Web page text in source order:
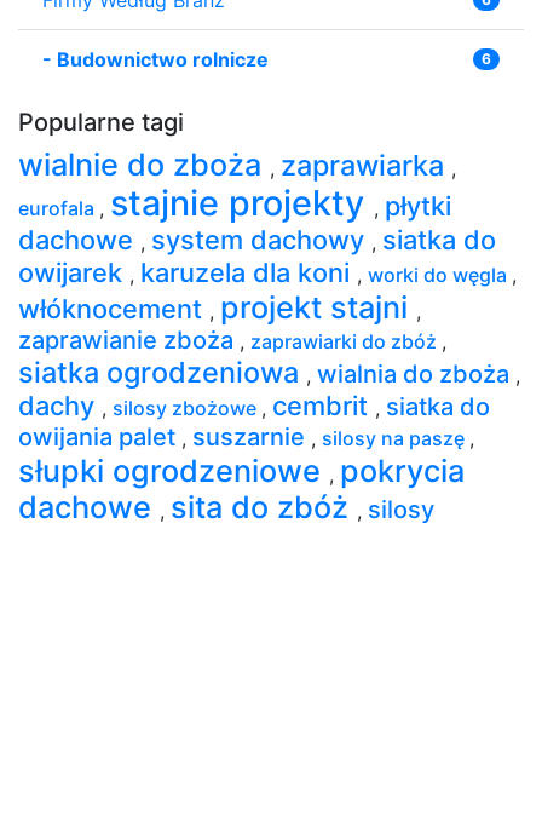
- Budownictwo rolnicze 6
Popularne tagi
wialnie do zboża , zaprawiarka ,
eurofala , stajnie projekty , płytki
dachowe , system dachowy , siatka do
owijarek , karuzela dla koni , worki do węgla ,
włóknocement , projekt stajni ,
zaprawianie zboża , zaprawiarki do zbóż ,
siatka ogrodzeniowa , wialnia do zboża ,
dachy , silosy zbożowe , cembrit , siatka do
owijania palet , suszarnie , silosy na paszę ,
słupki ogrodzeniowe , pokrycia
dachowe , sita do zbóż , silosy